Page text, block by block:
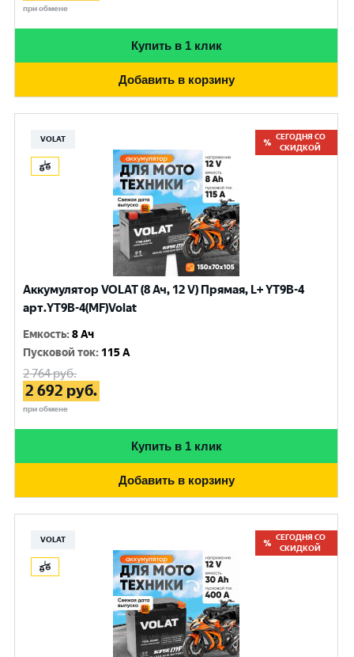
при обмене
Купить в 1 клик
Добавить в корзину
VOLAT
СЕГОДНЯ СО
СКИДКОЙ
Аккумулятор VOLAT (8 Ач, 12 V) Прямая, L+ YT9B-4
арт.YT9B-4(MF)Volat
Емкость:8 Ач
Пусковой ток: 115 A
2 764руб.
2 692 руб.
при обмене
Купить в 1 клик
Добавить в корзину
VOLAT
СЕГОДНЯ СО
СКИДКОЙ